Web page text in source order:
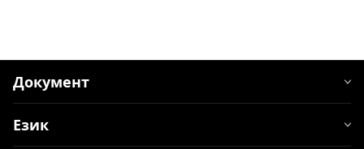
Документ
Език